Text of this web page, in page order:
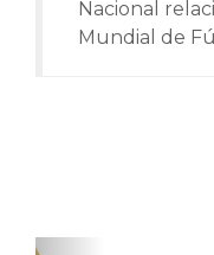
Nacional
Mundial de